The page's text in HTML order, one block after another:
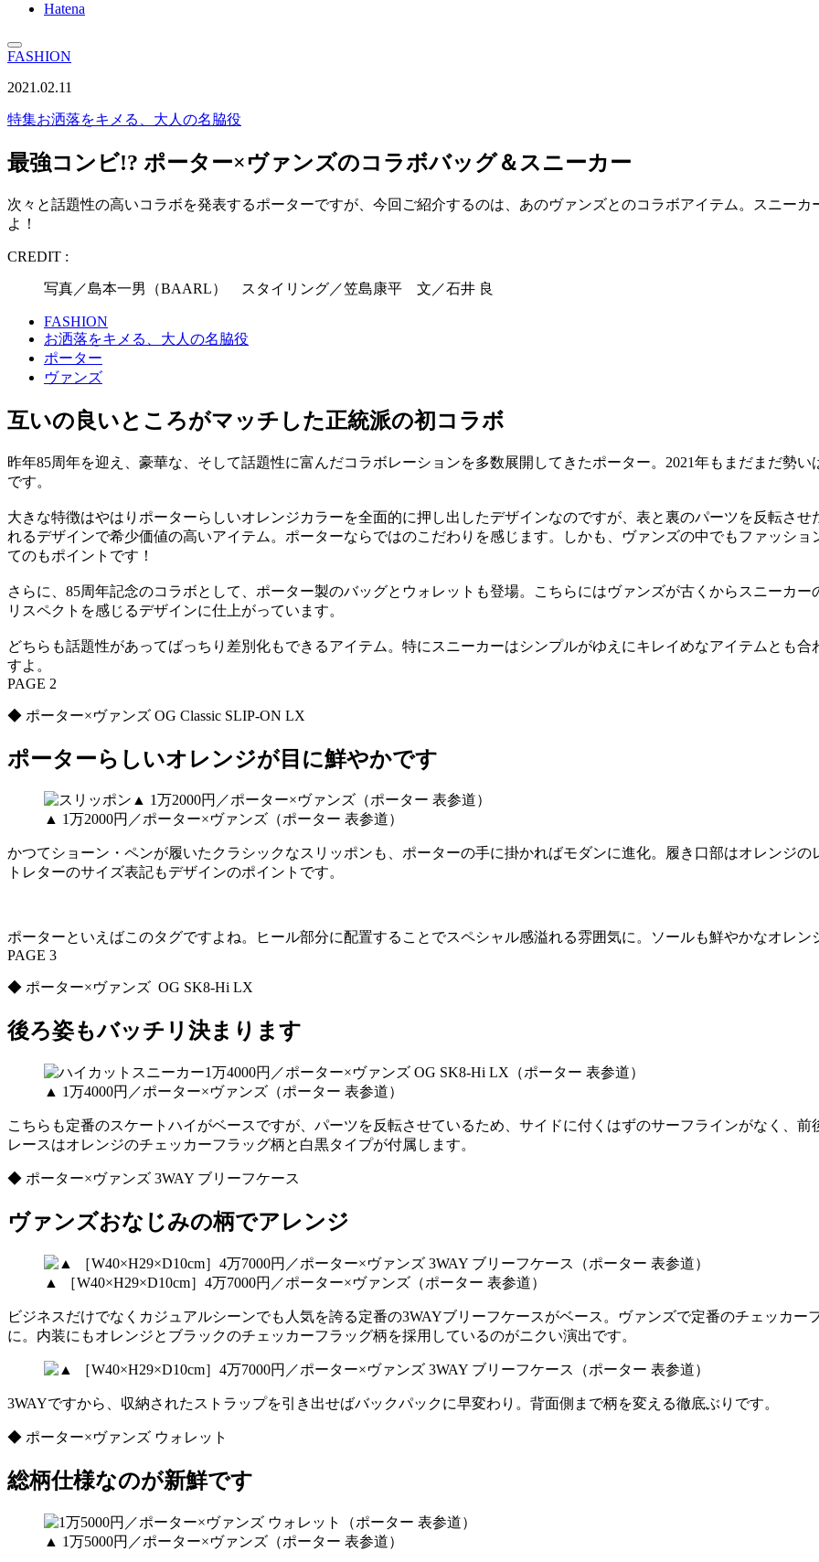
Hatena
FASHION
2021.02.11
特集お洒落をキメる、大人の名脇役
最強コンビ!? ポーター×ヴァンズのコラボバッグ＆スニーカー
次々と話題性の高いコラボを発表するポーターですが、今回ご紹介するのは、あのヴァンズとのコラボアイテム。スニー
よ！
CREDIT :
写真／島本一男（BAARL） スタイリング／笠島康平 文／石井 良
FASHION
お洒落をキメる、大人の名脇役
ポーター
ヴァンズ
互いの良いところがマッチした正統派の初コラボ
昨年85周年を迎え、豪華な、そして話題性に富んだコラボレーションを多数展開してきたポーター。2021年もまだまだ勢
です。
大きな特徴はやはりポーターらしいオレンジカラーを全面的に押し出したデザインなのですが、表と裏のパーツを反転さ
れるデザインで希少価値の高いアイテム。ポーターならではのこだわりを感じます。しかも、ヴァンズの中でもファッシ
てのもポイントです！
さらに、85周年記念のコラボとして、ポーター製のバッグとウォレットも登場。こちらにはヴァンズが古くからスニーカ
リスペクトを感じるデザインに仕上がっています。
どちらも話題性があってばっちり差別化もできるアイテム。特にスニーカーはシンプルがゆえにキレイめなアイテムとも
すよ。
PAGE 2
◆ ポーター×ヴァンズ OG Classic SLIP-ON LX
ポーターらしいオレンジが目に鮮やかです
▲ 1万2000円／ポーター×ヴァンズ（ポーター 表参道）
かつてショーン・ペンが履いたクラシックなスリッポンも、ポーターの手に掛かればモダンに進化。履き口部はオレンジ
トレターのサイズ表記もデザインのポイントです。
ポーターといえばこのタグですよね。ヒール部分に配置することでスペシャル感溢れる雰囲気に。ソールも鮮やかなオレン
PAGE 3
◆ ポーター×ヴァンズ OG SK8-Hi LX
後ろ姿もバッチリ決まります
▲ 1万4000円／ポーター×ヴァンズ（ポーター 表参道）
こちらも定番のスケートハイがベースですが、パーツを反転させているため、サイドに付くはずのサーフラインがなく、
レースはオレンジのチェッカーフラッグ柄と白黒タイプが付属します。
◆ ポーター×ヴァンズ 3WAY ブリーフケース
ヴァンズおなじみの柄でアレンジ
▲ ［W40×H29×D10cm］4万7000円／ポーター×ヴァンズ（ポーター 表参道）
ビジネスだけでなくカジュアルシーンでも人気を誇る定番の3WAYブリーフケースがベース。ヴァンズで定番のチェッカ
に。内装にもオレンジとブラックのチェッカーフラッグ柄を採用しているのがニクい演出です。
3WAYですから、収納されたストラップを引き出せばバックパックに早変わり。背面側まで柄を変える徹底ぶりです。
◆ ポーター×ヴァンズ ウォレット
総柄仕様なのが新鮮です
▲ 1万5000円／ポーター×ヴァンズ（ポーター 表参道）